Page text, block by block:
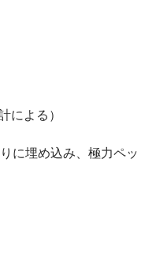
による）
に埋め込み、極力ペッ